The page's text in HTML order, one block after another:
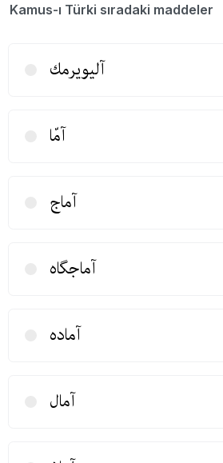
Kamus-ı Türki sıradaki maddeler
آلیویرمك
آمّا
آماج
آماجگاه
آماده
آمال